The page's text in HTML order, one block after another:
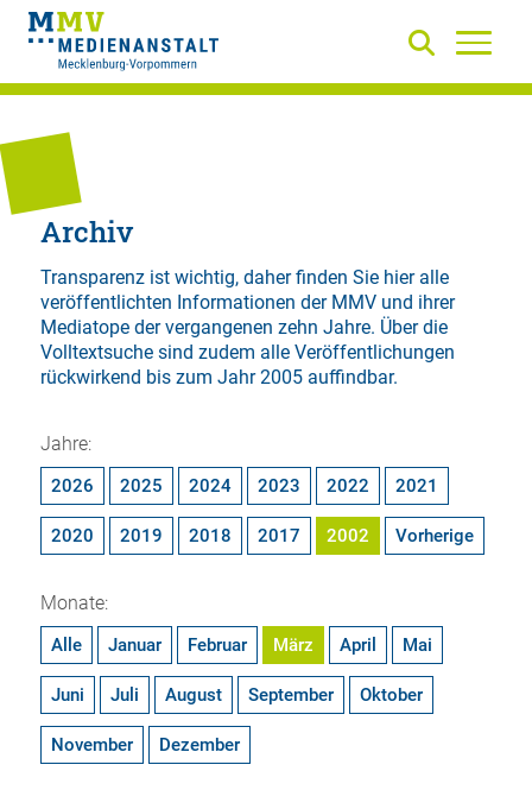
Archiv
Transparenz ist wichtig, daher finden Sie hier alle
veröffentlichten Informationen der MMV und ihrer
Mediatope der vergangenen zehn Jahre. Über die
Volltextsuchesind zudem alle Veröffentlichungen
rückwirkend bis zum Jahr 2005 auffindbar.
Jahre:
2026 2025 2024 2023 2022 2021
2020 2019 2018 2017 2002 Vorherige
Monate:
Alle Januar Februar März April Mai
Juni Juli August September Oktober
November Dezember